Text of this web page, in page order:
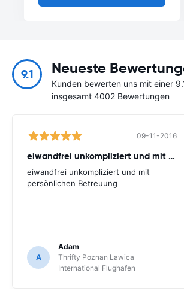
9.1 Neueste
Kunden bewerten uns mit einer
insgesamt 4002 Bewertungen
09-11-2016
eiwandfrei unkompliziert und mit persönlichen
eiwandfrei unkompliziert und mit
persönlichen Betreuung
A
Adam
Thrifty Poznan Lawica
International Flughafen